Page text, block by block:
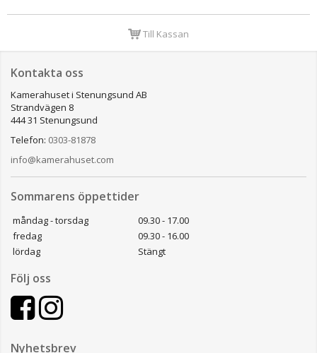
Till Kassan
Kontakta oss
Kamerahuset i Stenungsund AB
Strandvägen 8
444 31 Stenungsund
Telefon: 0303-81878
info@kamerahuset.com
Sommarens öppettider
måndag - torsdag
09.30 - 17.00
fredag
09.30 - 16.00
lördag
Stängt
Följ oss
Nyhetsbrev